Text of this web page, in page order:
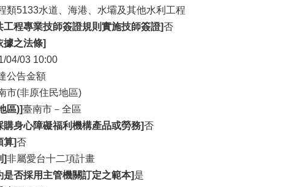
類5133水道、海港、水壩及其他水利工程
工程專業技師簽證規則實施技師簽證]否
據之法條]
04/03 10:00
公告金額
市(非原住民地區)
區)]臺南市－全區
購身心障礙福利機構產品或勞務]否
算]否
]非屬愛台十二項計畫
是否採用主管機關訂定之範本]是